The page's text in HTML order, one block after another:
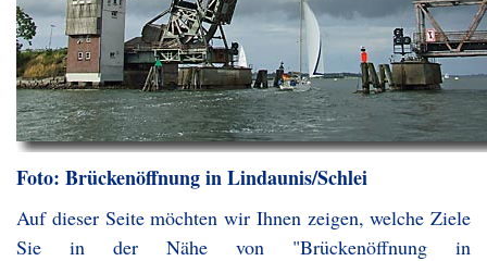
Foto: Brückenöffnung in Lindaunis/Schlei
Auf dieser Seite möchten wir Ihnen zeigen, welche Ziele
Sie in der Nähe von "Brückenöffnung in